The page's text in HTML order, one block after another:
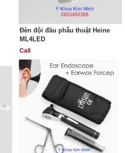
Đèn đội đầu phẫu thuật Heine
ML4LED
Call